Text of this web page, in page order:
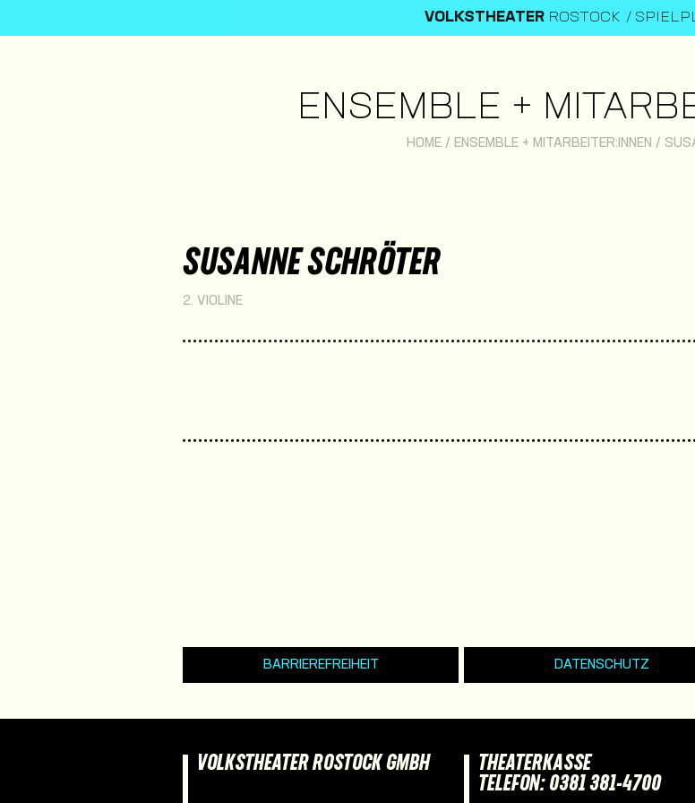
VOLKSTHEATER ROSTOCK
ENSEMBLE +
HOME / ENSEMBLE + MITARBEITER:INNEN /
SUSANNE SCHRÖTER
2. VIOLINE
BARRIEREFREIHEIT DATENSCHUTZ
VOLKSTHEATER ROSTOCK GMBH
THEATERKASSE
TELEFON: 0381 381-4700